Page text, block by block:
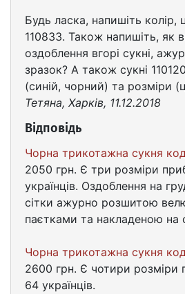
Будь ласка, напишіть колір,
110833. Також напишіть, як
оздоблення вгорі сукні,
зразок? А також сукні
(синій, чорний) та розміри
Тетяна, Харків, 11.12.2018
Відповідь
Чорна трикотажна сукня
2050 грн. Є три розміри
українців. Оздоблення на
сітки ажурно розшитою
паєтками та накладеною на
Чорна трикотажна сукня
2600 грн. Є чотири розміри
64 українців.